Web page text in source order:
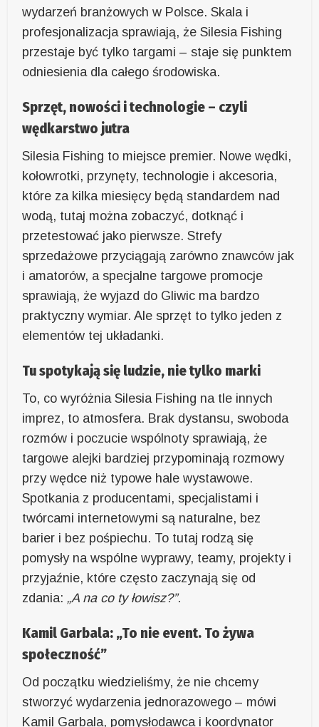
wydarzeń branżowych w Polsce. Skala i
profesjonalizacja sprawiają, że Silesia Fishing
przestaje być tylko targami – staje się punktem
odniesienia dla całego środowiska.
Sprzęt, nowości i technologie – czyli
wędkarstwo jutra
Silesia Fishing to miejsce premier. Nowe wędki,
kołowrotki, przynęty, technologie i akcesoria,
które za kilka miesięcy będą standardem nad
wodą, tutaj można zobaczyć, dotknąć i
przetestować jako pierwsze. Strefy
sprzedażowe przyciągają zarówno znawców jak
i amatorów, a specjalne targowe promocje
sprawiają, że wyjazd do Gliwic ma bardzo
praktyczny wymiar. Ale sprzęt to tylko jeden z
elementów tej układanki.
Tu spotykają się ludzie, nie tylko marki
To, co wyróżnia Silesia Fishing na tle innych
imprez, to atmosfera. Brak dystansu, swoboda
rozmów i poczucie wspólnoty sprawiają, że
targowe alejki bardziej przypominają rozmowy
przy wędce niż typowe hale wystawowe.
Spotkania z producentami, specjalistami i
twórcami internetowymi są naturalne, bez
barier i bez pośpiechu. To tutaj rodzą się
pomysły na wspólne wyprawy, teamy, projekty i
przyjaźnie, które często zaczynają się od
zdania: „A na co ty łowisz?”.
Kamil Garbala: „To nie event. To żywa
społeczność”
Od początku wiedzieliśmy, że nie chcemy
stworzyć wydarzenia jednorazowego – mówi
Kamil Garbala, pomysłodawca i koordynator